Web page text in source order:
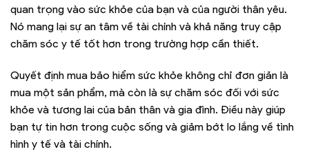
quan trọng vào sức khỏe của bạn và của người thân yêu.
Nó mang lại sự an tâm về tài chính và khả năng truy cập
chăm sóc y tế tốt hơn trong trường hợp cần thiết.
Quyết định mua bảo hiểm sức khỏe không chỉ đơn giản là
mua một sản phẩm, mà còn là sự chăm sóc đối với sức
khỏe và tương lai của bản thân và gia đình. Điều này giúp
bạn tự tin hơn trong cuộc sống và giảm bớt lo lắng về tình
hình y tế và tài chính.